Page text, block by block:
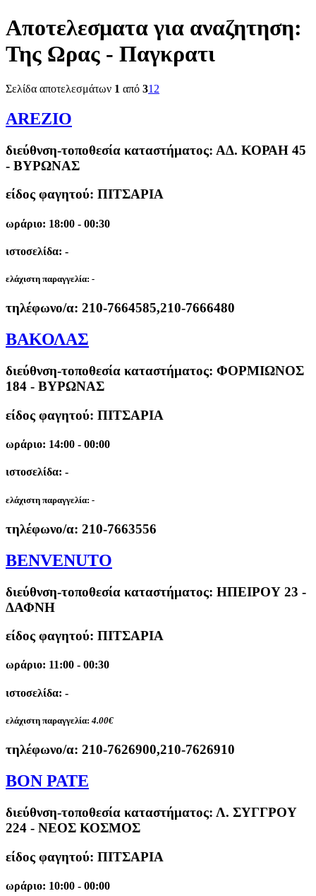
Αποτελεσματα για αναζητηση:
Της Ωρας - Παγκρατι
Σελίδα αποτελεσμάτων 1 από 31 2
AREZIO
διεύθνση-τοποθεσία καταστήματος: ΑΔ. ΚΟΡΑΗ 45
- ΒΥΡΩΝΑΣ
είδος φαγητού: ΠΙΤΣΑΡΙΑ
ωράριο: 18:00 - 00:30
ιστοσελίδα: -
ελάχιστη παραγγελία: -
τηλέφωνο/α: 210-7664585,210-7666480
ΒΑΚΟΛΑΣ
διεύθνση-τοποθεσία καταστήματος: ΦΟΡΜΙΩΝΟΣ
184 - ΒΥΡΩΝΑΣ
είδος φαγητού: ΠΙΤΣΑΡΙΑ
ωράριο: 14:00 - 00:00
ιστοσελίδα: -
ελάχιστη παραγγελία: -
τηλέφωνο/α: 210-7663556
BENVENUTO
διεύθνση-τοποθεσία καταστήματος: ΗΠΕΙΡΟΥ 23 -
ΔΑΦΝΗ
είδος φαγητού: ΠΙΤΣΑΡΙΑ
ωράριο: 11:00 - 00:30
ιστοσελίδα: -
ελάχιστη παραγγελία: 4.00€
τηλέφωνο/α: 210-7626900,210-7626910
BON PATE
διεύθνση-τοποθεσία καταστήματος: Λ. ΣΥΓΓΡΟΥ
224 - ΝΕΟΣ ΚΟΣΜΟΣ
είδος φαγητού: ΠΙΤΣΑΡΙΑ
ωράριο: 10:00 - 00:00